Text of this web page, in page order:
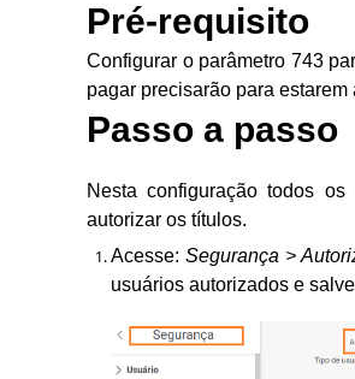
Pré-requisito
Configurar o parâmetro 743
pagar precisarão para estarem
Passo a passo
Nesta configuração todos
autorizar os títulos.
Acesse:Segurança >
usuários autorizados e